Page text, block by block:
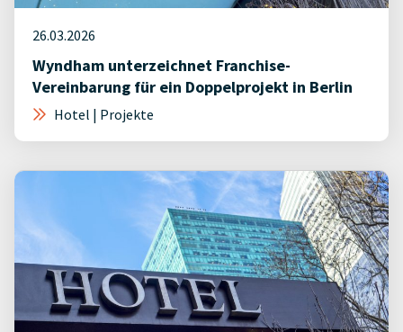
26.03.2026
Wyndham unterzeichnet Franchise-
Vereinbarung für ein Doppelprojekt in Berlin
Hotel | Projekte